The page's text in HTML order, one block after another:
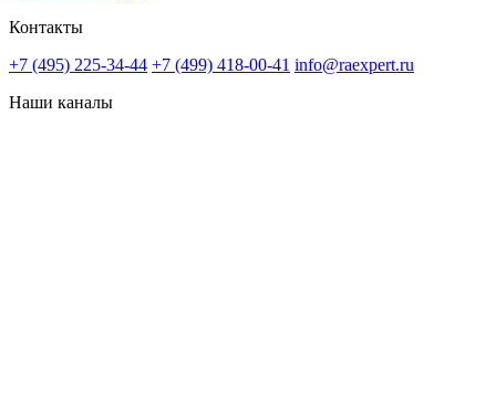
Контакты
+7 (495) 225-34-44 +7 (499) 418-00-41 info@raexpert.ru
Наши каналы